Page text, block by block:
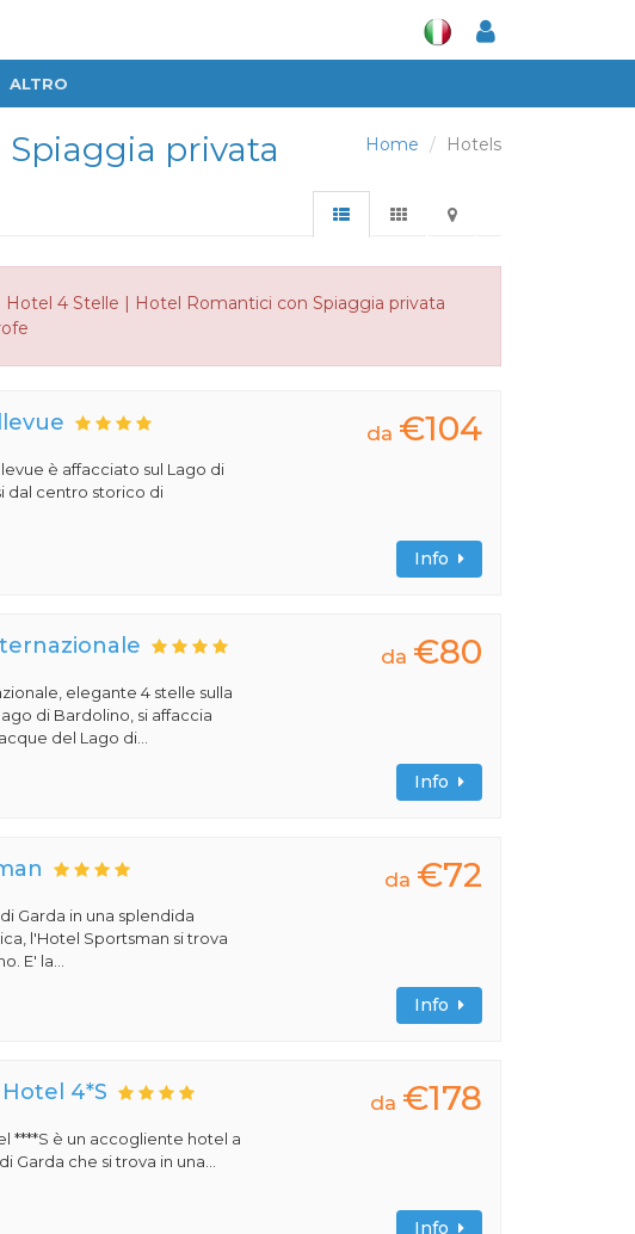
ALTRO
Home Hotels
privata
4 Stelle | Hotel Romantici con Spiaggia privata
è affacciato sul Lago di
dal centro storico di
da €104
Info
elegante 4 stelle sulla
di Bardolino, si affaccia
del Lago di...
da €80
Info
Garda in una splendida
l'Hotel Sportsman si trova
E' la...
da €72
Info
4*S
****S è un accogliente hotel a
Garda che si trova in una...
da €178
Info